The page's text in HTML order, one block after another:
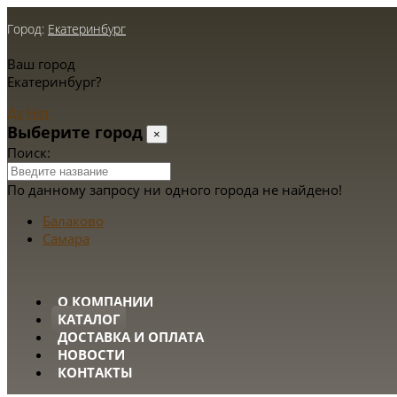
Город: Екатеринбург
Ваш город
Екатеринбург?
Да Нет
Выберите город ×
Поиск:
По данному запросу ни одного города не найдено!
Балаково
Самара
О КОМПАНИИ
КАТАЛОГ
ДОСТАВКА И ОПЛАТА
НОВОСТИ
КОНТАКТЫ